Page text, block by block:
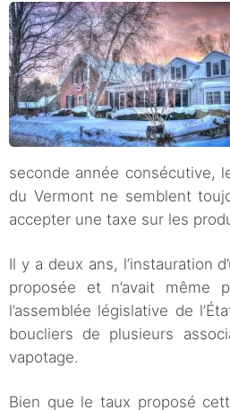
seconde année consécutive,
du Vermont ne semblent
accepter une taxe sur les
Il y a deux ans, l’instauration
proposée et n’avait même
l’assemblée législative de
boucliers de plusieurs
vapotage.
Bien que le taux proposé